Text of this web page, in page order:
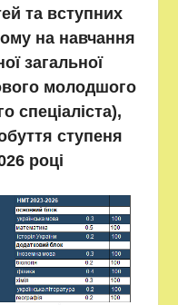
та вступних
на навчання
загальної
молодшого
спеціаліста),
ступеня
році